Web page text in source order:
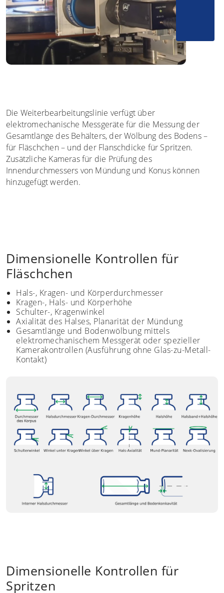
Die Weiterbearbeitungslinie verfügt über
elektromechanische Messgeräte für die Messung der
Gesamtlänge des Behälters, der Wölbung des Bodens –
für Fläschchen – und der Flanschdicke für Spritzen.
Zusätzliche Kameras für die Prüfung des
Innendurchmessers von Mündung und Konus können
hinzugefügt werden.
Dimensionelle Kontrollen für
Fläschchen
Hals-, Kragen- und Körperdurchmesser
Kragen-, Hals- und Körperhöhe
Schulter-, Kragenwinkel
Axialität des Halses, Planarität der Mündung
Gesamtlänge und Bodenwölbung mittels
elektromechanischem Messgerät oder spezieller
Kamerakontrollen (Ausführung ohne Glas-zu-Metall-
Kontakt)
Dimensionelle Kontrollen für
Spritzen